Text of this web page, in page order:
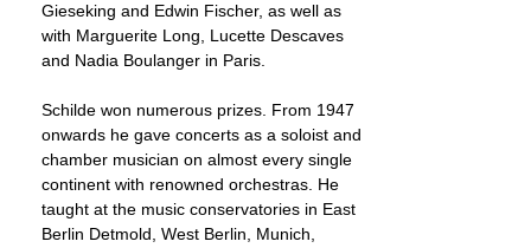
Gieseking and Edwin Fischer, as well as
with Marguerite Long, Lucette Descaves
and Nadia Boulanger in Paris.
Schilde won numerous prizes. From 1947
onwards he gave concerts as a soloist and
chamber musician on almost every single
continent with renowned orchestras. He
taught at the music conservatories in East
Berlin Detmold, West Berlin, Munich,